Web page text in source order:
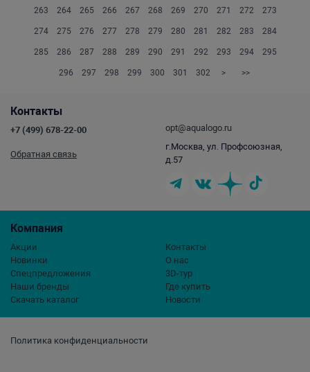
263 264 265 266 267 268 269 270 271 272 273
274 275 276 277 278 279 280 281 282 283 284
285 286 287 288 289 290 291 292 293 294 295
296 297 298 299 300 301 302 > >>
Политика конфиденциальности
Компания
Акции
Новинки
Спецпредложения
Наши бренды
Скачать каталог
Контакты
О нас
3D-тур
Где купить
Новости
Контакты
+7 (499) 678-22-00
Обратная связь
opt@aqualogo.ru
г.Москва, ул. Профсоюзная,
д.57